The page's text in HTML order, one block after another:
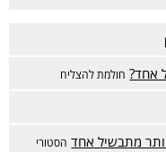
אחד? חולמת להצליח
מתבשיל אחד הסטורי